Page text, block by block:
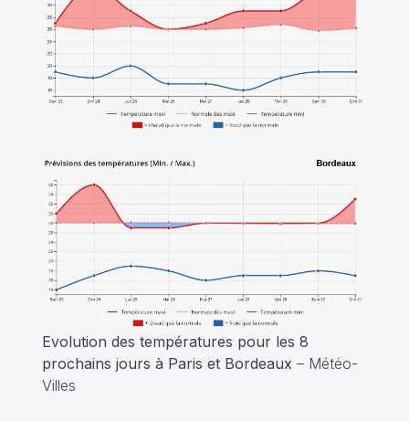
Evolution des températures pour les 8
prochains jours à Paris et Bordeaux– Météo-
Villes